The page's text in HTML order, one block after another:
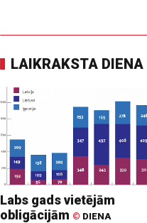
LAIKRAKSTA
Labs gads vietējām
obligācijām © DIENA